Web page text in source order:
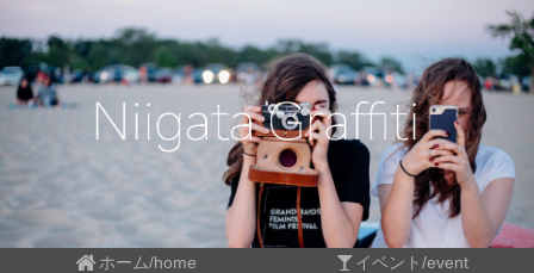
ホーム/home イベント/event